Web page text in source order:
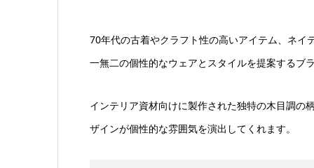
70年代の古着やクラフト性の高いアイテム、ネ
一無二の個性的なウェアとスタイルを提案するブ
インテリア資材向けに製作された独特の木目調の
ザインが個性的な雰囲気を演出してくれます。